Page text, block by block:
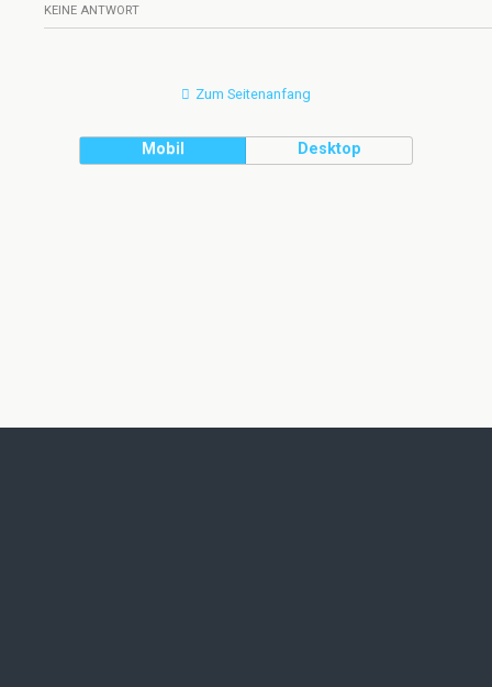
KEINE ANTWORT
Zum Seitenanfang
Mobil Desktop